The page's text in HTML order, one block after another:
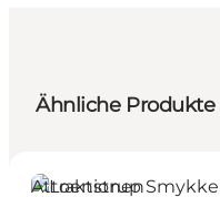
Ähnliche Produkte
Attraktionen